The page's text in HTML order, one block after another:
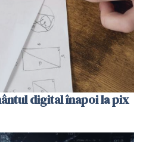
digital înapoi la pix